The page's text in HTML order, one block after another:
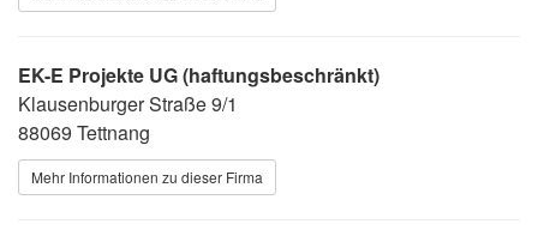
EK-E Projekte UG (haftungsbeschränkt)
Klausenburger Straße 9/1
88069 Tettnang
Mehr Informationen zu dieser Firma